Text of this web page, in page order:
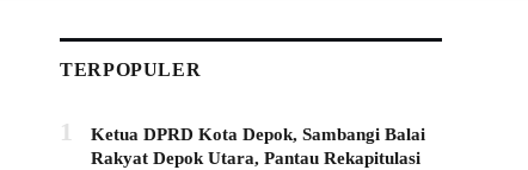
TERPOPULER
1
Ketua DPRD Kota Depok, Sambangi Balai
Rakyat Depok Utara, Pantau Rekapitulasi